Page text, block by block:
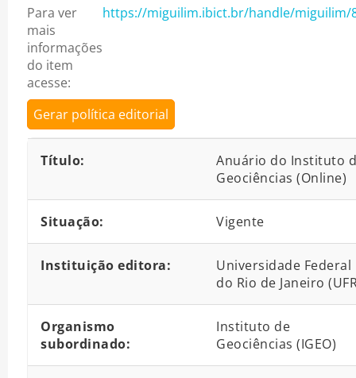
Para ver
mais
informações
do item
acesse:
https://miguilim.ibict.br/handle/miguilim/
Gerar política editorial
Título:
Anuário do Instituto
Geociências (Online)
Situação: Vigente
Instituição editora:
Universidade Federal
do Rio de Janeiro
Organismo
subordinado:
Instituto de
Geociências (IGEO)